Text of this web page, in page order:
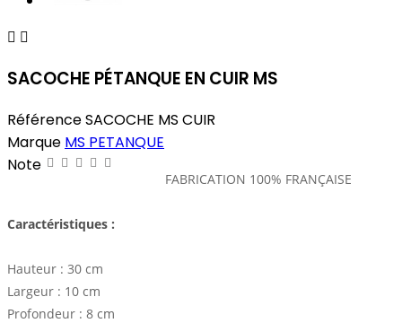
 
SACOCHE PÉTANQUE EN CUIR MS
RéférenceSACOCHE MS CUIR
Marque MS PETANQUE
Note
FABRICATION 100% FRANÇAISE
Caractéristiques :
Hauteur : 30 cm
Largeur : 10 cm
Profondeur : 8 cm